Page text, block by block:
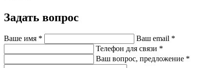
Задать вопрос
Ваше имя * Ваш email *
Телефон для связи *
Ваш вопрос, предложение *